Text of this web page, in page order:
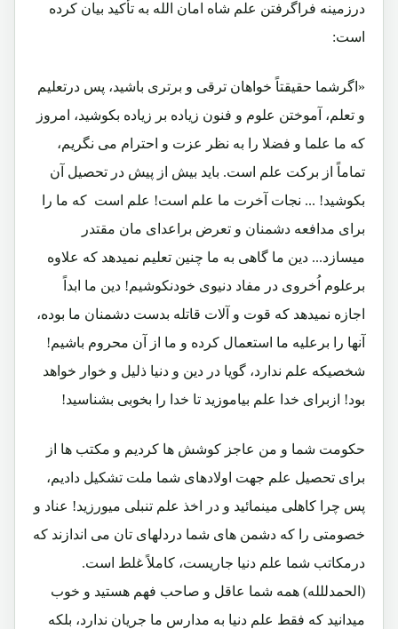
درزمینه فراگرفتن علم شاه امان الله به تأکید بیان کرده
است:
«اگرشما حقیقتاً خواهان ترقی و برتری باشید، پس درتعلیم
و تعلم، آموختن علوم و فنون زیاده بر زیاده بکوشید، امروز
که ما علما و فضلا را به نظر عزت و احترام می نگریم،
تماماً از برکت علم است. باید بیش از پیش در تحصیل آن
بکوشید! ... نجات آخرت ما علم است! علم است که ما را
برای مدافعه دشمنان و تعرض براعدای مان مقتدر
میسازد... دین ما گاهی به ما چنین تعلیم نمیدهد که علاوه
برعلوم اُخروی در مفاد دنیوی خودنکوشیم! دین ما ابداً
اجازه نمیدهد که قوت و آلات قاتله بدست دشمنان ما بوده،
آنها را برعلیه ما استعمال کرده و ما از آن محروم باشیم!
شخصیکه علم ندارد، گویا در دین و دنیا ذلیل و خوار خواهد
بود! ازبرای خدا علم بیاموزید تا خدا را بخوبی بشناسید!
حکومت شما و من عاجز کوشش ها کردیم و مکتب ها از
برای تحصیل علم جهت اولادهای شما ملت تشکیل دادیم،
پس چرا کاهلی مینمائید و در اخذ علم تنبلی میورزید! عناد و
خصومتی را که دشمن های شما دردلهای تان می اندازند که
درمکاتب شما علم دنیا جاریست، کاملاً غلط است.
(الحمدللله) همه شما عاقل و صاحب فهم هستید و خوب
میدانید که فقط علم دنیا به مدارس ما جریان ندارد، بلکه